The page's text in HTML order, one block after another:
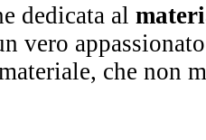
dedicata al
vero
che non